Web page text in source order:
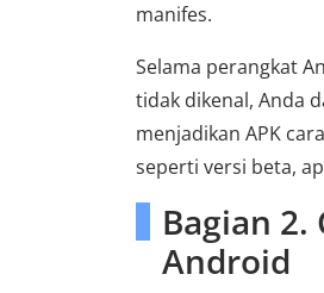
manifes.
Selama perangkat
tidak dikenal, Anda
menjadikan APK
seperti versi beta,
Bagian 2.
Android